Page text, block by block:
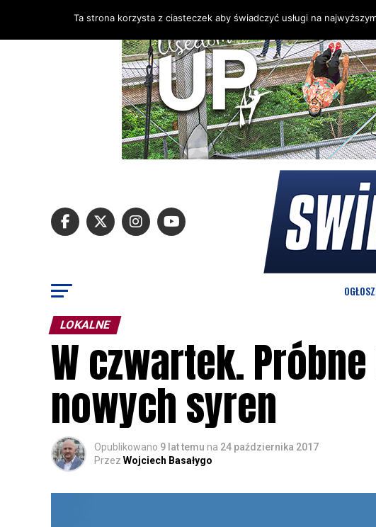
LOKALNE
W czwartek.
nowych syren
Opublikowano 9 lat temu na 24 października 2017
Przez Wojciech Basałygo
Ta strona korzysta z ciasteczek aby świadczyć usługi na